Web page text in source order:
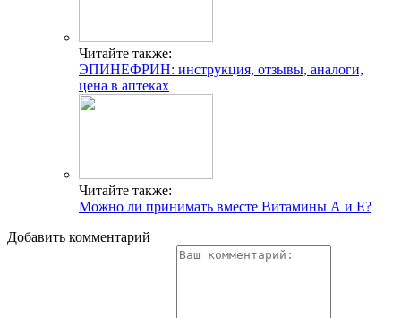
Читайте также:
ЭПИНЕФРИН: инструкция, отзывы, аналоги,
цена в аптеках
Читайте также:
Можно ли принимать вместе Витамины А и Е?
Добавить комментарий